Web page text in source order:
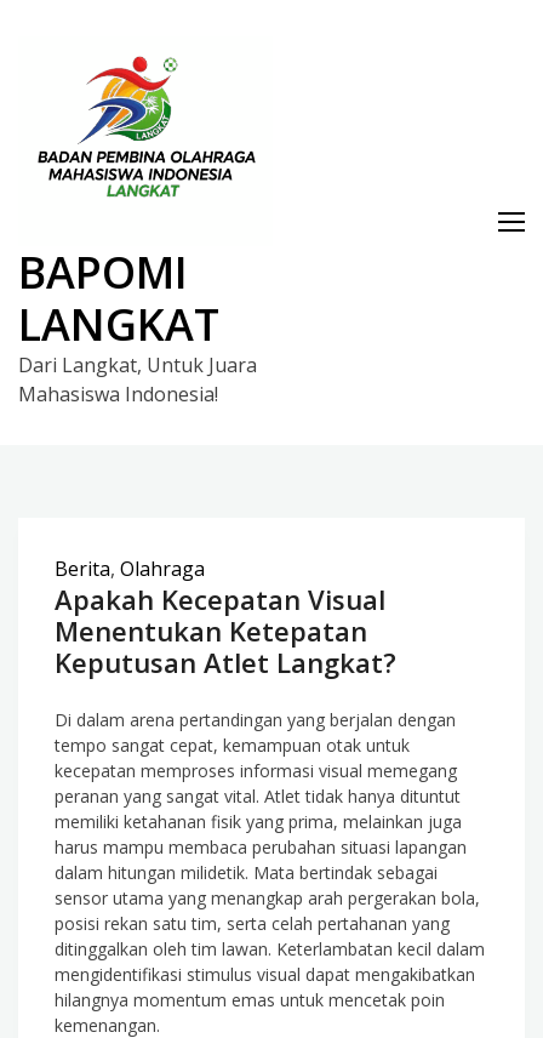
BAPOMI
LANGKAT
Dari Langkat, Untuk Juara
Mahasiswa Indonesia!
Berita, Olahraga
Apakah Kecepatan Visual
Menentukan Ketepatan
Keputusan Atlet Langkat?
Di dalam arena pertandingan yang berjalan dengan
tempo sangat cepat, kemampuan otak untuk
kecepatan memproses informasi visual memegang
peranan yang sangat vital. Atlet tidak hanya dituntut
memiliki ketahanan fisik yang prima, melainkan juga
harus mampu membaca perubahan situasi lapangan
dalam hitungan milidetik. Mata bertindak sebagai
sensor utama yang menangkap arah pergerakan bola,
posisi rekan satu tim, serta celah pertahanan yang
ditinggalkan oleh tim lawan. Keterlambatan kecil dalam
mengidentifikasi stimulus visual dapat mengakibatkan
hilangnya momentum emas untuk mencetak poin
kemenangan.